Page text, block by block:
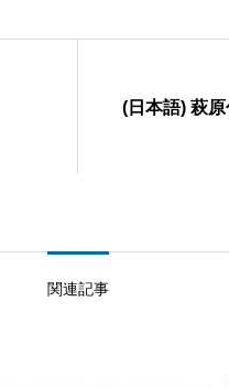
(日本語) 萩
関連記事